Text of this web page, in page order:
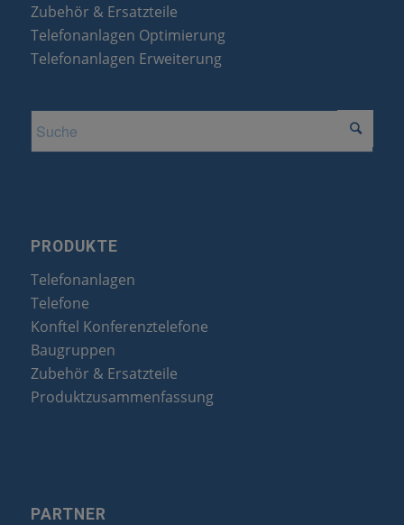
Zubehör & Ersatzteile
Telefonanlagen Optimierung
Telefonanlagen Erweiterung
PRODUKTE
Telefonanlagen
Telefone
Konftel Konferenztelefone
Baugruppen
Zubehör & Ersatzteile
Produktzusammenfassung
PARTNER